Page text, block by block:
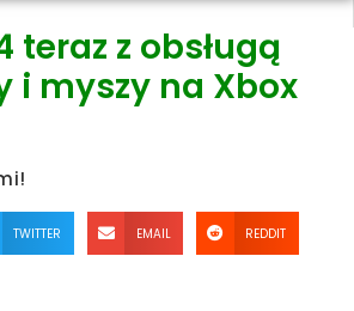
teraz z obsługą
i myszy na Xbox
TWITTER EMAIL REDDIT